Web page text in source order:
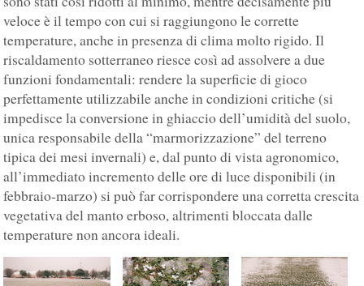
veloce è il tempo con cui si raggiungono le corrette
temperature, anche in presenza di clima molto rigido. Il
riscaldamento sotterraneo riesce così ad assolvere a due
funzioni fondamentali: rendere la superficie di gioco
perfettamente utilizzabile anche in condizioni critiche (si
impedisce la conversione in ghiaccio dell’umidità del suolo,
unica responsabile della “marmorizzazione” del terreno
tipica dei mesi invernali) e, dal punto di vista agronomico,
all’immediato incremento delle ore di luce disponibili (in
febbraio-marzo) si può far corrispondere una corretta crescita
vegetativa del manto erboso, altrimenti bloccata dalle
temperature non ancora ideali.